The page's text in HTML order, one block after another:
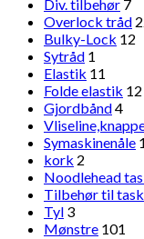
Div. tilbehør 7
Overlock tråd
Bulky-Lock 12
Sytråd 1
Elastik 11
Folde elastik 12
Gjordbånd4
Symaskinenåle
kork 2
Noodlehead
Tilbehør til
Tyl 3
Mønstre 101